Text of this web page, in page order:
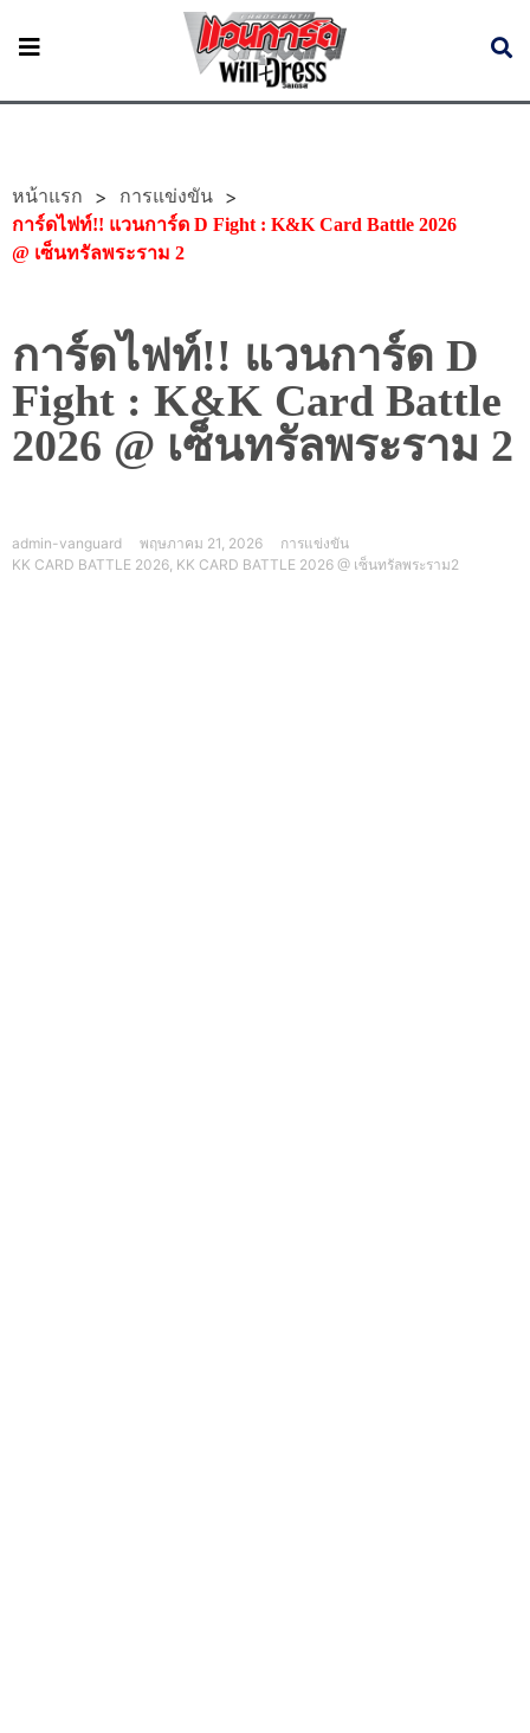
หน้าแรก > การแข่งขัน >
การ์ดไฟท์!! แวนการ์ด D Fight : K&K Card Battle 2026
@ เซ็นทรัลพระราม 2
การ์ดไฟท์!! แวนการ์ด D
Fight : K&K Card Battle
2026 @ เซ็นทรัลพระราม 2
admin-vanguard พฤษภาคม 21, 2026
การแข่งขัน
KK CARD BATTLE 2026, KK CARD BATTLE 2026 @ เซ็นทรัลพระราม2